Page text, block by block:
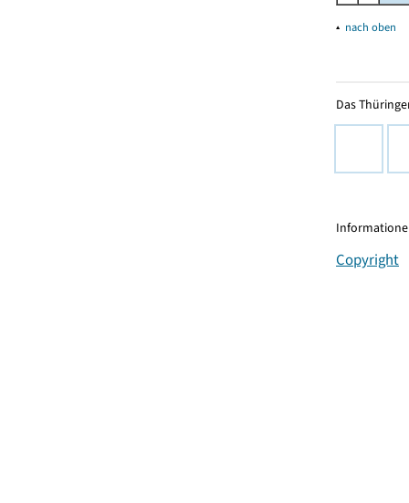
▴ nach oben
Das
Copyright